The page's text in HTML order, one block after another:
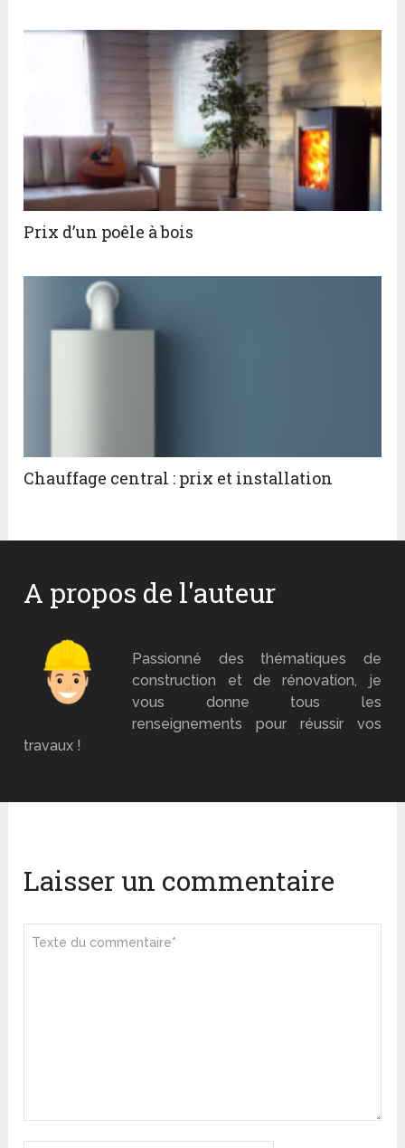
Prix d’un poêle à bois
Chauffage central : prix et installation
A propos de l'auteur
Passionné des thématiques de
construction et de rénovation, je
vous donne tous les
renseignements pour réussir vos
travaux !
Laisser un commentaire